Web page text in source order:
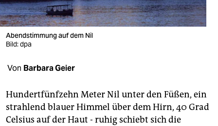
wahrheit
verlag
shop
fragen & hilfe
Abendstimmung auf dem Nil
Bild: dpa
Von Barbara Geier
Hundertfünfzehn Meter Nil unter den Füßen, ein
strahlend blauer Himmel über dem Hirn, 40 Grad
Celsius auf der Haut - ruhig schiebt sich die